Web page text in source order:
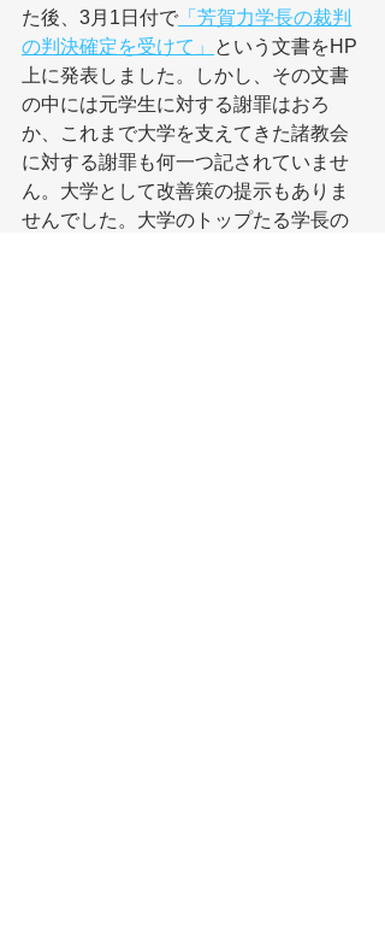
た後、3月1日付で 「芳賀力学長の裁判
の判決確定を受けて」
という文書をHP
上に発表しました。しかし、その文書
の中には元学生に対する謝罪はおろ
か、これまで大学を支えてきた諸教会
に対する謝罪も何一つ記されていませ
ん。大学として改善策の提示もありま
せんでした。大学のトップたる学長の